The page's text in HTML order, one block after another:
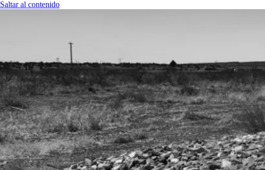
Saltar al contenido